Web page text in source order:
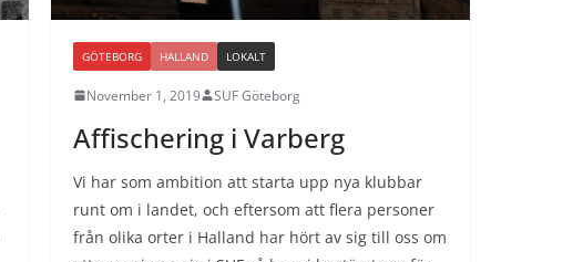
GÖTEBORG HALLAND LOKALT
November 1, 2019 SUF Göteborg
Affischering i Varberg
Vi har som ambition att starta upp nya klubbar
runt om i landet, och eftersom att flera personer
från olika orter i Halland har hört av sig till oss om